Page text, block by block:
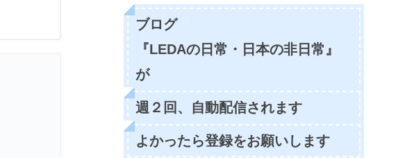
ブログ
『LEDAの日常・日本の非日常』
が
週２回、自動配信されます
よかったら登録をお願いします